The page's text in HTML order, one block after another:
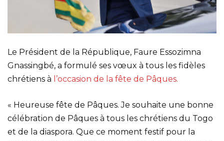
Le Président de la République, Faure Essozimna
Gnassingbé, a formulé ses vœux à tous les fidèles
chrétiens à l’occasion de la fête de Pâques.
« Heureuse fête de Pâques. Je souhaite une bonne
célébration de Pâques à tous les chrétiens du Togo
et de la diaspora. Que ce moment festif pour la